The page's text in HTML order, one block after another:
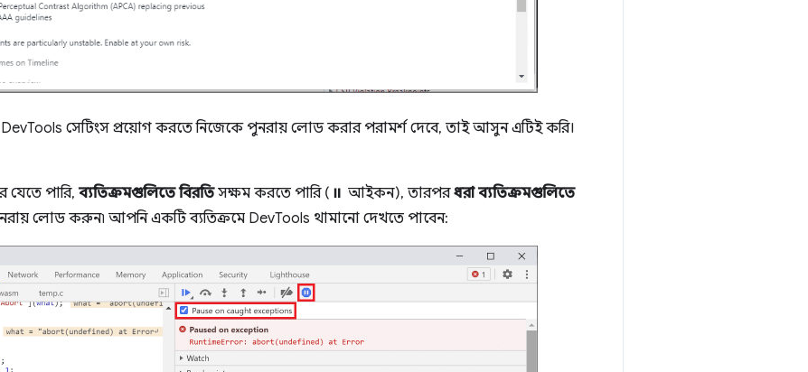
সেটিংস প্রয়োগ করতে নিজেকে পুনরায় লোড করার পরামর্শ দেবে, তাই আসুন এটিই করি।
যেতে পারি, ব্যতিক্রমগুলিতে বিরতিসক্ষম করতে পারি (⏸ আইকন), তারপরধরা ব্যতিক্রমগুলিতে
লোড করুন৷ আপনি একটি ব্যতিক্রমে DevTools থামানো দেখতে পাবেন: